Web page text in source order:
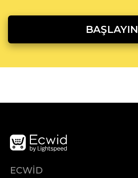
BAŞLAYIN
ECWID